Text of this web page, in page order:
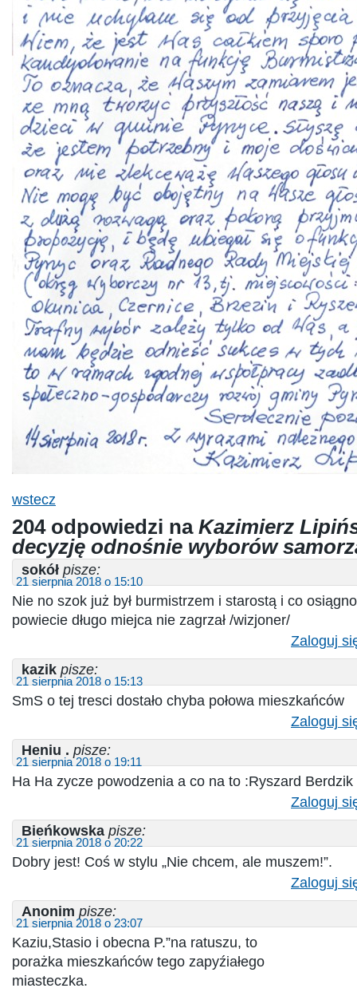
wstecz
204 odpowiedzi na Kazimierz
decyzję odnośnie wyborów
sokół pisze:
21 sierpnia 2018 o 15:10
Nie no szok już był burmistrzem i starostą i co
powiecie długo miejca nie zagrzał /wizjoner/
Zaloguj
kazik pisze:
21 sierpnia 2018 o 15:13
SmS o tej tresci dostało chyba połowa mieszkańców
Zaloguj
Heniu . pisze:
21 sierpnia 2018 o 19:11
Ha Ha zycze powodzenia a co na to :Ryszard Berdzik
Zaloguj
Bieńkowska pisze:
21 sierpnia 2018 o 20:22
Dobry jest! Coś w stylu „Nie chcem, ale muszem!”.
Zaloguj
Anonim pisze:
21 sierpnia 2018 o 23:07
Kaziu,Stasio i obecna P.”na ratuszu, to
porażka mieszkańców tego zapyźiałego
miasteczka.